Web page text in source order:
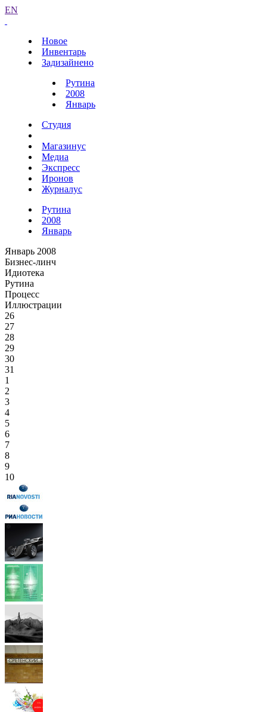
EN
Новое
Инвентарь
Задизайнено
Рутина
2008
Январь
Студия
Магазинус
Медиа
Экспресс
Иронов
Журналус
Рутина
2008
Январь
Январь 2008
Бизнес-линч
Идиотека
Рутина
Процесс
Иллюстрации
26
27
28
29
30
31
1
2
3
4
5
6
7
8
9
10